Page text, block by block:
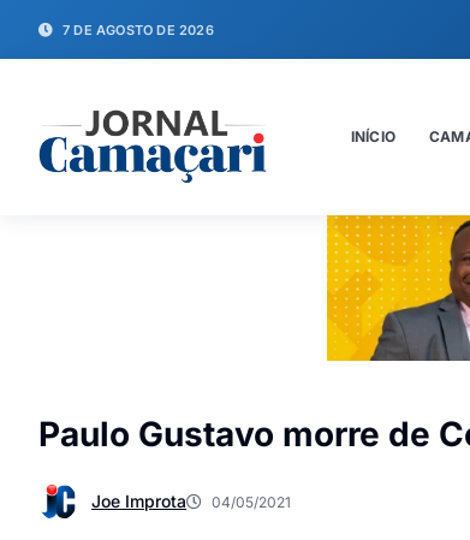
7 DE AGOSTO DE 2026
INÍCIO
Paulo Gustavo morre de
Joe Improta 04/05/2021